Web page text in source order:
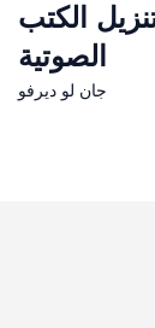
الكتب
الصوتية
جان لو ديرفو